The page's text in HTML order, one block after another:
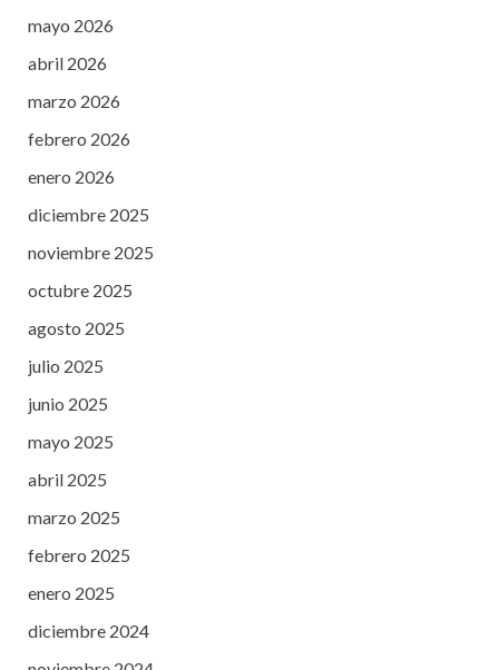
mayo 2026
abril 2026
marzo 2026
febrero 2026
enero 2026
diciembre 2025
noviembre 2025
octubre 2025
agosto 2025
julio 2025
junio 2025
mayo 2025
abril 2025
marzo 2025
febrero 2025
enero 2025
diciembre 2024